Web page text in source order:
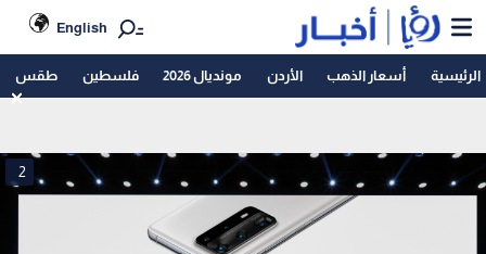
English
الرئيسية أسعار الذهب الأردن مونديال 2026 فلسطين طقس
2